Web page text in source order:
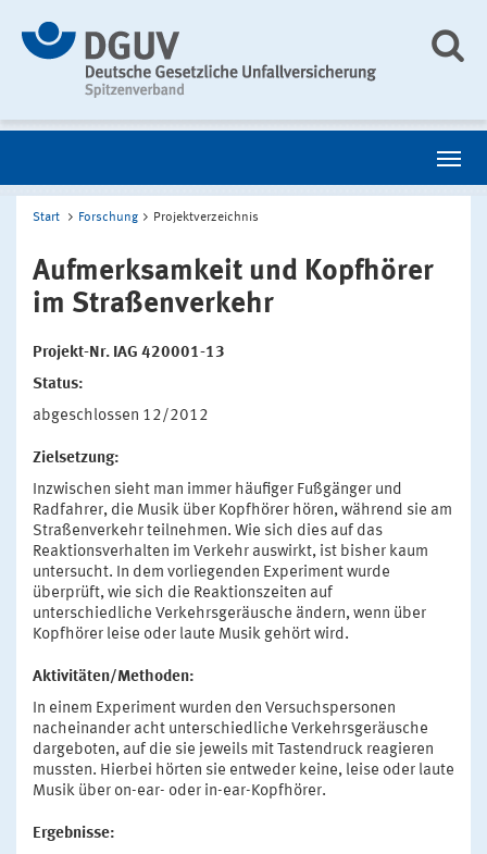
Start Forschung Projektverzeichnis
Aufmerksamkeit und Kopfhörer
im Straßenverkehr
Projekt-Nr. IAG 420001-13
Status:
abgeschlossen 12/2012
Zielsetzung:
Inzwischen sieht man immer häufiger Fußgänger und
Radfahrer, die Musik über Kopfhörer hören, während sie am
Straßenverkehr teilnehmen. Wie sich dies auf das
Reaktionsverhalten im Verkehr auswirkt, ist bisher kaum
untersucht. In dem vorliegenden Experiment wurde
überprüft, wie sich die Reaktionszeiten auf
unterschiedliche Verkehrsgeräusche ändern, wenn über
Kopfhörer leise oder laute Musik gehört wird.
Aktivitäten/Methoden:
In einem Experiment wurden den Versuchspersonen
nacheinander acht unterschiedliche Verkehrsgeräusche
dargeboten, auf die sie jeweils mit Tastendruck reagieren
mussten. Hierbei hörten sie entweder keine, leise oder laute
Musik über on-ear- oder in-ear-Kopfhörer.
Ergebnisse: